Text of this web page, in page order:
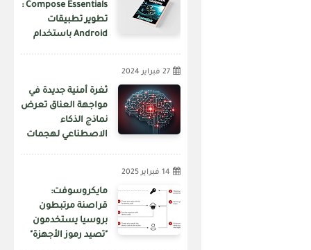
Compose Essentials :
تطوير تطبيقات
Android باستخدام
27 فبراير 2024
ثغرة أمنية جديدة في
مواجهة العناق تعرض
نماذج الذكاء
الاصطناعي لهجمات
14 فبراير 2025
مايكروسوفت:
قراصنة مرتبطون
بروسيا يستخدمون
"تصيد رموز الأجهزة"